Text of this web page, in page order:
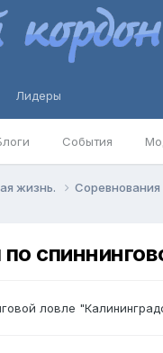
События
Лидеры
жизнь. Соревнования
ловле